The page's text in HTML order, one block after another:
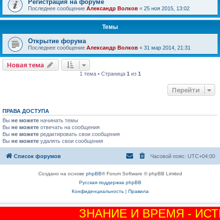
Регистрация на форуме
Последнее сообщение Александр Волков « 25 ноя 2015, 13:02
Темы
Открытие форума
Последнее сообщение Александр Волков « 31 мар 2014, 21:31
Новая тема
1 тема • Страница 1 из 1
Перейти
ПРАВА ДОСТУПА
Вы не можете начинать темы
Вы не можете отвечать на сообщения
Вы не можете редактировать свои сообщения
Вы не можете удалять свои сообщения
Список форумов Часовой пояс: UTC+04:00
Создано на основе phpBB® Forum Software © phpBB Limited
Русская поддержка phpBB
Конфиденциальность| Правила
ЗНАНИЕ И ВРЕМЯ -